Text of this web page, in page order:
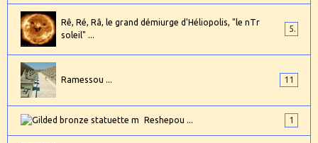
Rê, Ré, Râ, le grand démiurge d'Héliopolis, "le nTr
soleil" ...
5
Ramessou ... 11
Reshepou ... 1